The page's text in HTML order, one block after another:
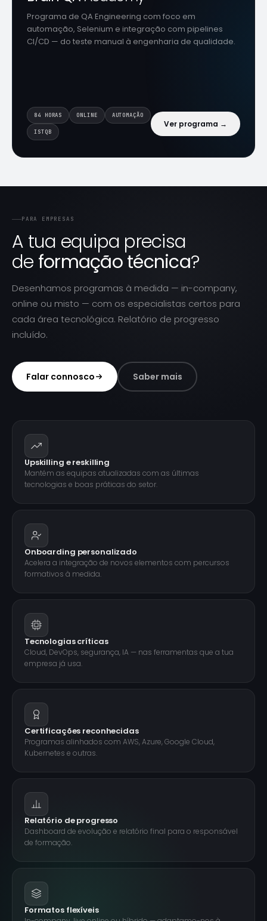
Programa de QA Engineering com foco em
automação, Selenium e integração com pipelines
CI/CD — do teste manual à engenharia de qualidade.
84 HORAS ONLINE AUTOMAÇÃO
ISTQB
Ver programa →
PARA EMPRESAS
A tua equipa precisa
de formação técnica?
Desenhamos programas à medida — in-company,
online ou misto — com os especialistas certos para
cada área tecnológica. Relatório de progresso
incluído.
Falar connosco Saber mais
Upskilling e reskilling
Mantém as equipas atualizadas com as últimas
tecnologias e boas práticas do setor.
Onboarding personalizado
Acelera a integração de novos elementos com percursos
formativos à medida.
Tecnologias críticas
Cloud, DevOps, segurança, IA — nas ferramentas que a tua
empresa já usa.
Certificações reconhecidas
Programas alinhados com AWS, Azure, Google Cloud,
Kubernetes e outras.
Relatório de progresso
Dashboard de evolução e relatório final para o responsável
de formação.
Formatos flexíveis